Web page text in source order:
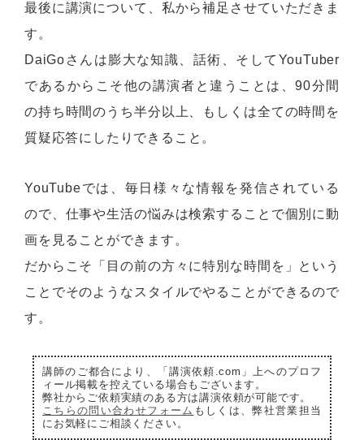
最後に講演について、私から補足させていただきま
す。
DaiGoさんは膨大な知識、話術、そしてYouTuber
であるからこそ他の講演者と違うことは、90分間
の持ち時間のうち半分以上、もしくは全ての時間を
質疑応答にしたりできること。
YouTubeでは、毎日様々な情報を発信されている
ので、仕事や生活の悩みは検索することで個別に動
画を見ることができます。
だからこそ「目の前の方々に特別な時間を」という
ことでそのようなスタイルでやることができるので
す。
講師のご都合により、「講演依頼.com」上へのプロフ
ィール掲載を控えている場合もございます。
弊社からご依頼実績のある方は講演依頼が可能です。
こちらの問い合わせフォーム もしくは、弊社営業担当
にお気軽にご相談ください。